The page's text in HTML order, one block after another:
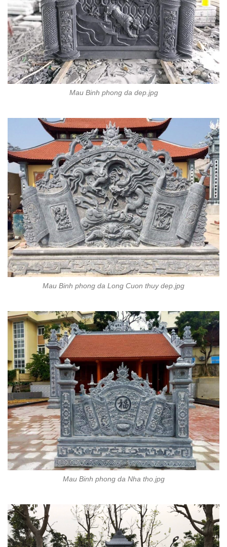
Mau Binh phong da dep.jpg
Mau Binh phong da Long Cuon thuy dep.jpg
Mau Binh phong da Nha tho.jpg